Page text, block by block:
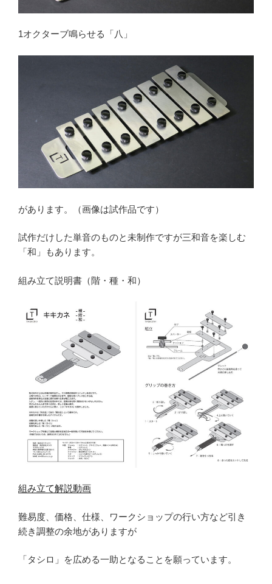
1オクターブ鳴らせる「八」
があります。（画像は試作品です）
試作だけした単音のものと未制作ですが三和音を楽しむ
「和」もあります。
組み立て説明書（階・種・和）
組み立て解説動画
難易度、価格、仕様、ワークショップの行い方など引き
続き調整の余地がありますが
「タシロ」を広める一助となることを願っています。